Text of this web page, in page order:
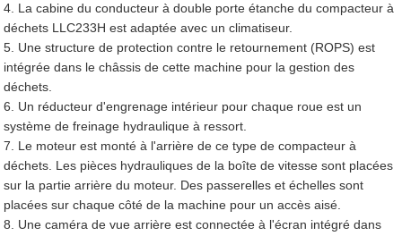
4. La cabine du conducteur à double porte étanche du compacteur à
déchets LLC233H est adaptée avec un climatiseur.
5. Une structure de protection contre le retournement (ROPS) est
intégrée dans le châssis de cette machine pour la gestion des
déchets.
6. Un réducteur d'engrenage intérieur pour chaque roue est un
système de freinage hydraulique à ressort.
7. Le moteur est monté à l'arrière de ce type de compacteur à
déchets. Les pièces hydrauliques de la boîte de vitesse sont placées
sur la partie arrière du moteur. Des passerelles et échelles sont
placées sur chaque côté de la machine pour un accès aisé.
8. Une caméra de vue arrière est connectée à l'écran intégré dans